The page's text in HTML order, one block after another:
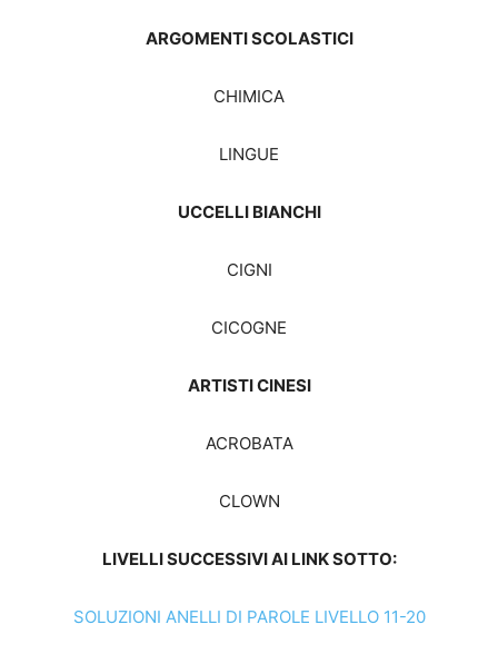
ARGOMENTI SCOLASTICI
CHIMICA
LINGUE
UCCELLI BIANCHI
CIGNI
CICOGNE
ARTISTI CINESI
ACROBATA
CLOWN
LIVELLI SUCCESSIVI AI LINK SOTTO:
SOLUZIONI ANELLI DI PAROLE LIVELLO 11-20